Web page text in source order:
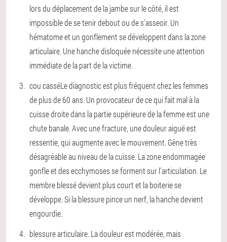
lors du déplacement de la jambe sur le côté, il est
impossible de se tenir debout ou de s'asseoir. Un
hématome et un gonflement se développent dans la zone
articulaire. Une hanche disloquée nécessite une attention
immédiate de la part de la victime.
cou casséLe diagnostic est plus fréquent chez les femmes
de plus de 60 ans. Un provocateur de ce qui fait mal à la
cuisse droite dans la partie supérieure de la femme est une
chute banale. Avec une fracture, une douleur aiguë est
ressentie, qui augmente avec le mouvement. Gêne très
désagréable au niveau de la cuisse. La zone endommagée
gonfle et des ecchymoses se forment sur l'articulation. Le
membre blessé devient plus court et la boiterie se
développe. Si la blessure pince un nerf, la hanche devient
engourdie.
blessure articulaire. La douleur est modérée, mais